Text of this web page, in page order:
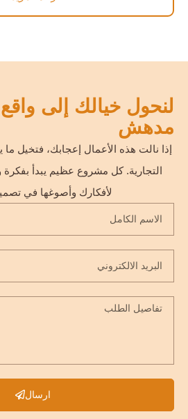
لنحول خيالك إلى
مدهش
إذا نالت هذه الأعمال إعجابك، فتخيل ما
التجارية. كل مشروع عظيم يبدأ بفكرة
لأفكارك وأصوغها في
ارسال